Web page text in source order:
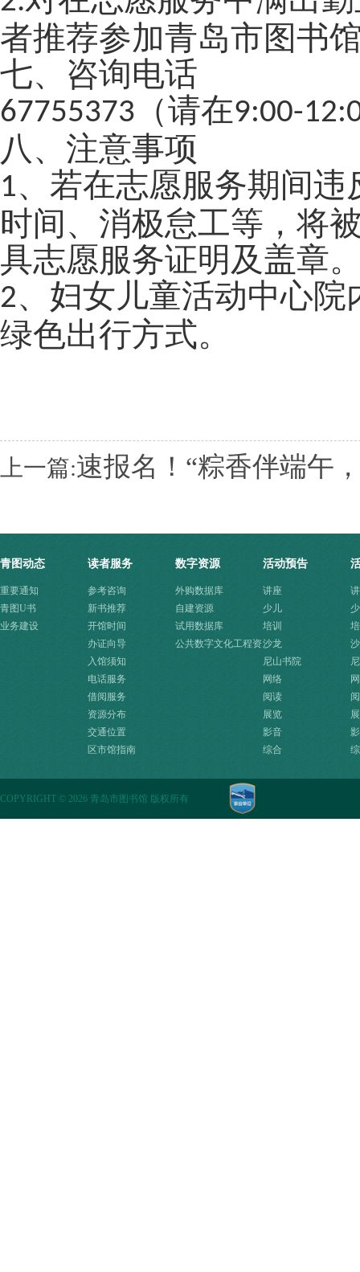
者推荐参加青岛市图书
七、咨询电话
67755373 （请在9:00-
八、注意事项
1、若在志愿服务期间
时间、消极怠工等，将
具志愿服务证明及盖章
2、妇女儿童活动中心
绿色出行方式。
上一篇:速报名！“粽香伴端午
青图动态
重要通知
青图U书
业务建设
读者服务
参考咨询
新书推荐
开馆时间
办证向导
入馆须知
电话服务
借阅服务
资源分布
交通位置
区市馆指南
数字资源
外购数据库
自建资源
试用数据库
公共数字文化工程资
活动预告
讲座
少儿
培训
沙龙
尼山书院
网络
阅读
展览
影音
综合
COPYRIGHT © 2026 青岛市图书馆 版权所有